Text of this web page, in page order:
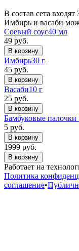
В состав сета
Имбирь и васаби
Соевый соус40 мл
49 руб.
В корзину
Имбирь30 г
45 руб.
В корзину
Васаби10 г
25 руб.
В корзину
Бамбуковые
5 руб.
В корзину
1999 руб.
В корзину
Работает на
Политика
соглашение•